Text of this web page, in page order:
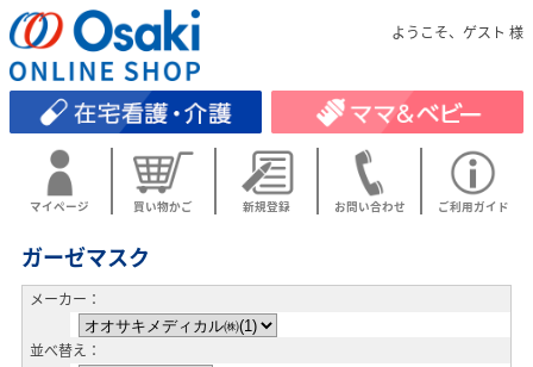
ようこそ、ゲスト 様
マイページ 買い物かご 新規登録 お問い合わせ ご利用ガイド
ガーゼマスク
メーカー：
並べ替え：